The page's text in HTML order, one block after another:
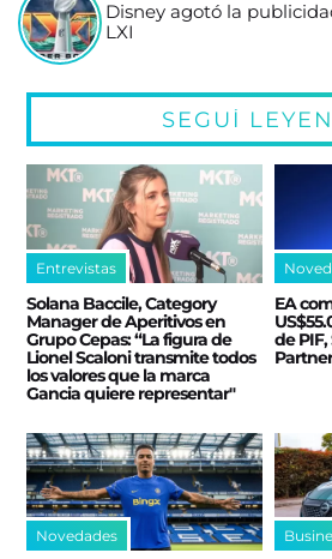
Disney agotó la
LXI
SEGUÍ
Entrevistas
Solana Baccile, Category
Manager de Aperitivos en
Grupo Cepas: “La figura de
Lionel Scaloni transmite todos
los valores que la marca
Gancia quiere representar"
EA
de
Novedades